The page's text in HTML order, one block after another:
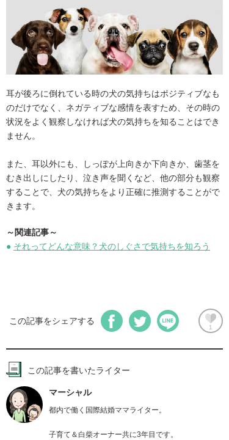
耳が後ろに倒れている時の犬の気持ちはポジティブなも
のだけでなく、ネガティブな感情を表すため、その時の
状況をよく観察しなければ犬の気持ちを知ることはでき
ません。
また、耳以外にも、しっぽが上向きか下向きか、歯茎を
むき出しにしたり、泣き声を聞くなど、他の部分も観察
することで、犬の気持ちをより正確に推測することがで
きます。
～関連記事～
● それってどんな意味？犬のしぐさで気持ちを知ろう
この記事をシェアする
1
この記事を書いたライター
マーシャル
都内で働く国際結婚ママライター。
子育て＆白柴オーナー共に3年目です。